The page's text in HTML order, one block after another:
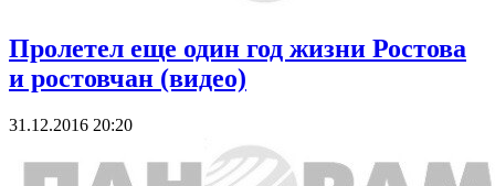
Пролетел еще один год жизни Ростова
и ростовчан (видео)
31.12.2016 20:20